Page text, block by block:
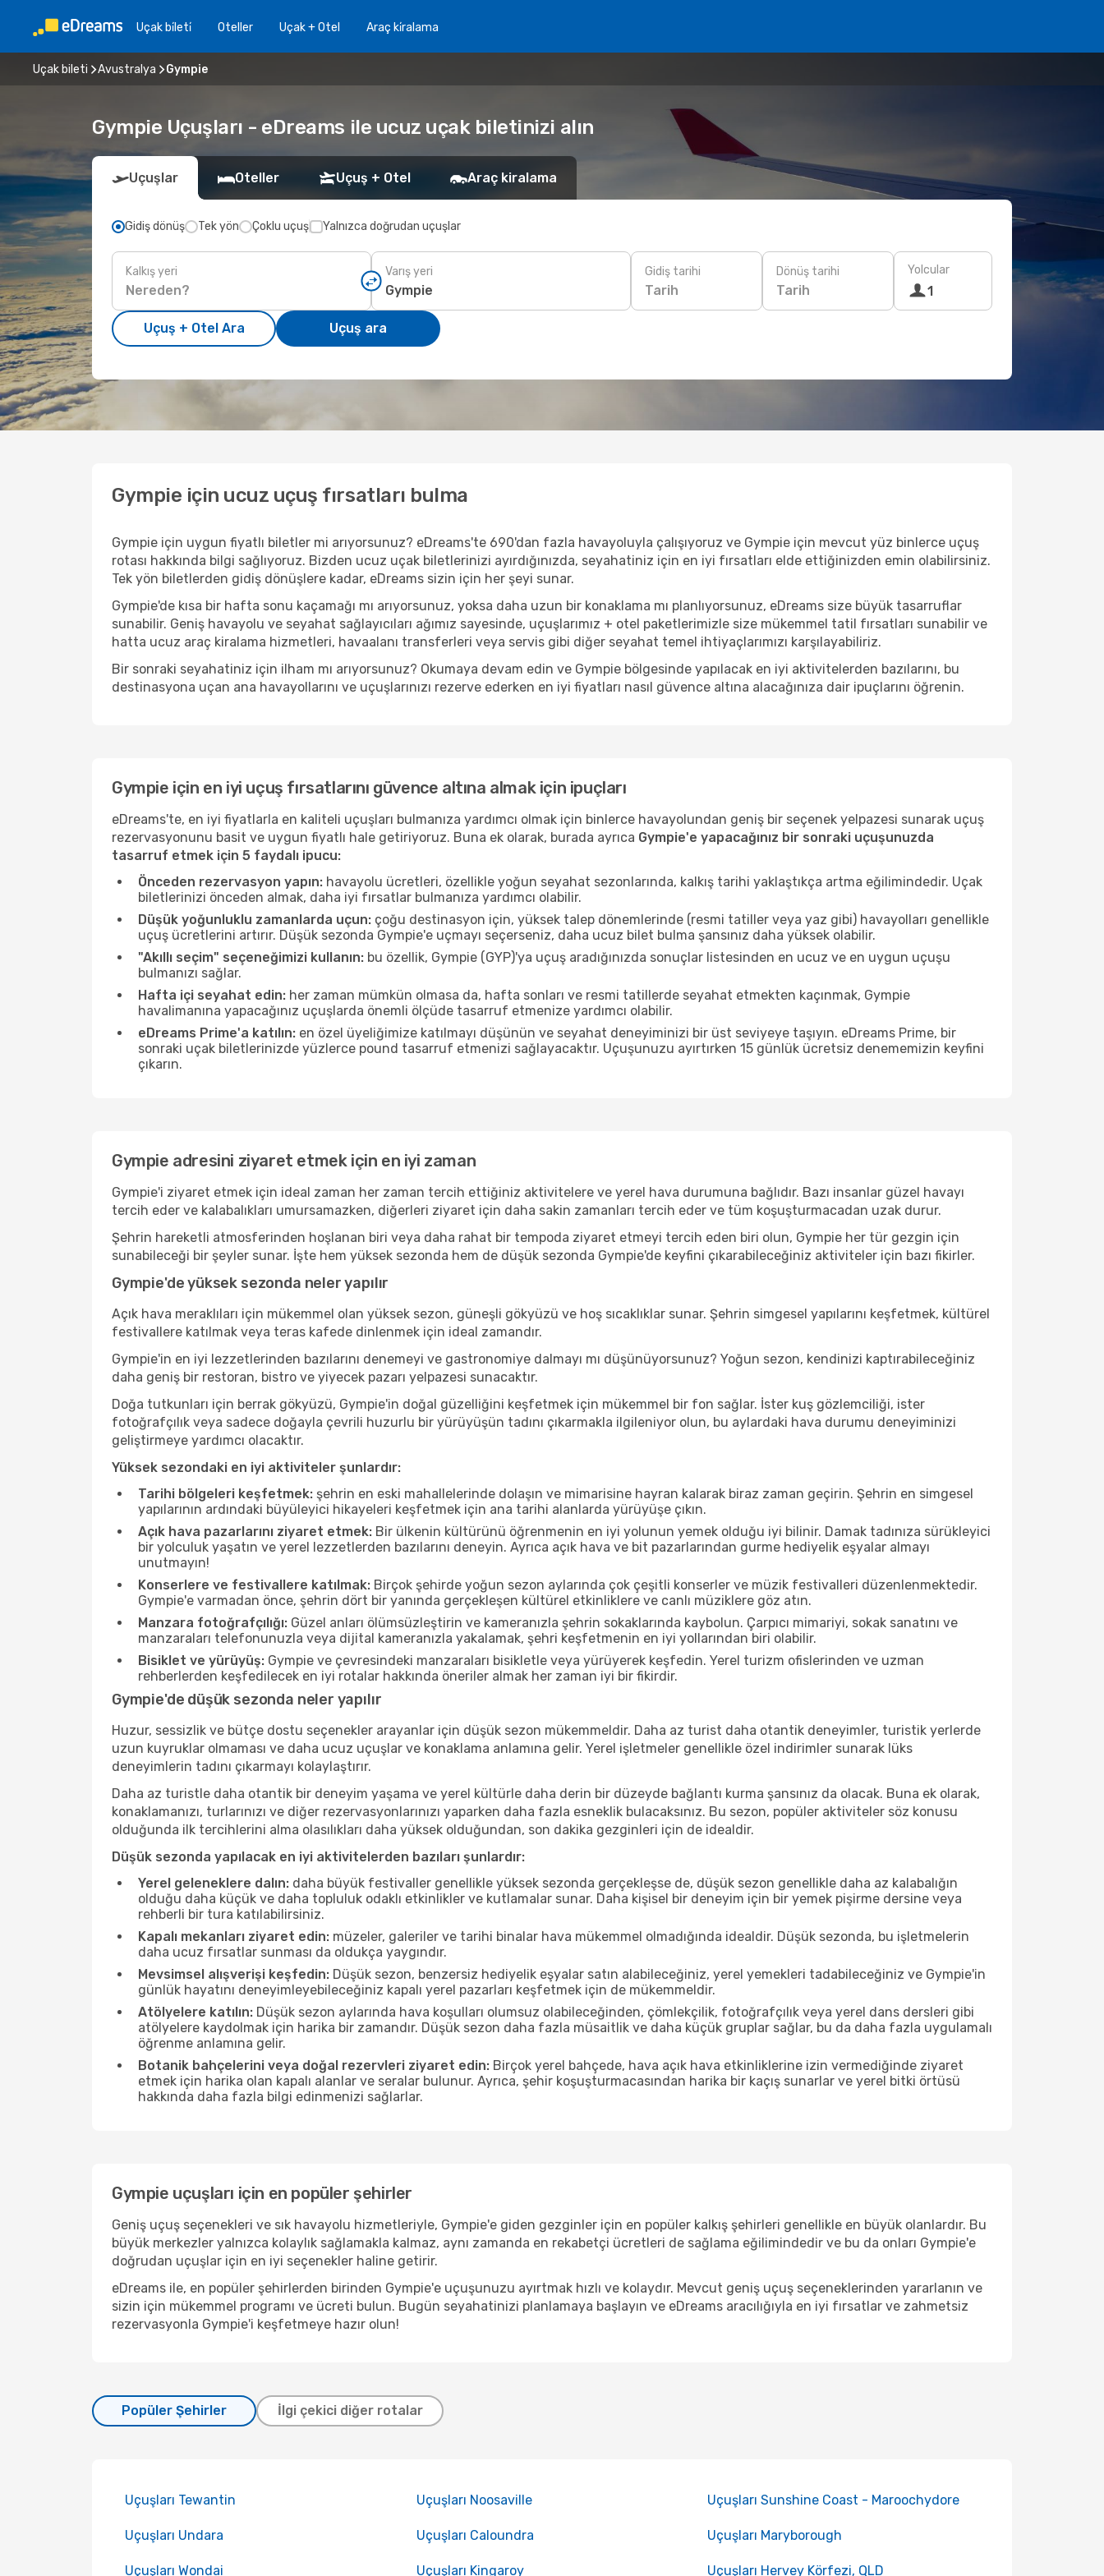
Uçak bi̇leti̇ Oteller Uçak + Otel Araç ki̇ralama
Uçak bileti Avustralya Gympie
Gympie Uçuşları - eDreams ile ucuz uçak biletinizi alın
Uçuşlar Oteller Uçuş + Otel Araç kiralama
Gidiş dönüş Tek yön Çoklu uçuş Yalnızca doğrudan uçuşlar
Kalkış yeri Varış yeri Gidiş tarihi
Tarih
Dönüş tarihi
Tarih
Yolcular
1
Uçuş + Otel Ara Uçuş ara
Gympie için ucuz uçuş fırsatları bulma
Gympie için uygun fiyatlı biletler mi arıyorsunuz? eDreams'te 690'dan fazla havayoluyla çalışıyoruz ve Gympie için mevcut yüz binlerce uçuş
rotası hakkında bilgi sağlıyoruz. Bizden ucuz uçak biletlerinizi ayırdığınızda, seyahatiniz için en iyi fırsatları elde ettiğinizden emin olabilirsiniz.
Tek yön biletlerden gidiş dönüşlere kadar, eDreams sizin için her şeyi sunar.
Gympie'de kısa bir hafta sonu kaçamağı mı arıyorsunuz, yoksa daha uzun bir konaklama mı planlıyorsunuz, eDreams size büyük tasarruflar
sunabilir. Geniş havayolu ve seyahat sağlayıcıları ağımız sayesinde, uçuşlarımız + otel paketlerimizle size mükemmel tatil fırsatları sunabilir ve
hatta ucuz araç kiralama hizmetleri, havaalanı transferleri veya servis gibi diğer seyahat temel ihtiyaçlarımızı karşılayabiliriz.
Bir sonraki seyahatiniz için ilham mı arıyorsunuz? Okumaya devam edin ve Gympie bölgesinde yapılacak en iyi aktivitelerden bazılarını, bu
destinasyona uçan ana havayollarını ve uçuşlarınızı rezerve ederken en iyi fiyatları nasıl güvence altına alacağınıza dair ipuçlarını öğrenin.
Gympie için en iyi uçuş fırsatlarını güvence altına almak için ipuçları
eDreams'te, en iyi fiyatlarla en kaliteli uçuşları bulmanıza yardımcı olmak için binlerce havayolundan geniş bir seçenek yelpazesi sunarak uçuş
rezervasyonunu basit ve uygun fiyatlı hale getiriyoruz. Buna ek olarak, burada ayrıca Gympie'e yapacağınız bir sonraki uçuşunuzda
tasarruf etmek için 5 faydalı ipucu:
Önceden rezervasyon yapın: havayolu ücretleri, özellikle yoğun seyahat sezonlarında, kalkış tarihi yaklaştıkça artma eğilimindedir. Uçak
biletlerinizi önceden almak, daha iyi fırsatlar bulmanıza yardımcı olabilir.
Düşük yoğunluklu zamanlarda uçun: çoğu destinasyon için, yüksek talep dönemlerinde (resmi tatiller veya yaz gibi) havayolları genellikle
uçuş ücretlerini artırır. Düşük sezonda Gympie'e uçmayı seçerseniz, daha ucuz bilet bulma şansınız daha yüksek olabilir.
"Akıllı seçim" seçeneğimizi kullanın: bu özellik, Gympie (GYP)'ya uçuş aradığınızda sonuçlar listesinden en ucuz ve en uygun uçuşu
bulmanızı sağlar.
Hafta içi seyahat edin: her zaman mümkün olmasa da, hafta sonları ve resmi tatillerde seyahat etmekten kaçınmak, Gympie
havalimanına yapacağınız uçuşlarda önemli ölçüde tasarruf etmenize yardımcı olabilir.
eDreams Prime'a katılın: en özel üyeliğimize katılmayı düşünün ve seyahat deneyiminizi bir üst seviyeye taşıyın. eDreams Prime, bir
sonraki uçak biletlerinizde yüzlerce pound tasarruf etmenizi sağlayacaktır. Uçuşunuzu ayırtırken 15 günlük ücretsiz denememizin keyfini
çıkarın.
Gympie adresini ziyaret etmek için en iyi zaman
Gympie'i ziyaret etmek için ideal zaman her zaman tercih ettiğiniz aktivitelere ve yerel hava durumuna bağlıdır. Bazı insanlar güzel havayı
tercih eder ve kalabalıkları umursamazken, diğerleri ziyaret için daha sakin zamanları tercih eder ve tüm koşuşturmacadan uzak durur.
Şehrin hareketli atmosferinden hoşlanan biri veya daha rahat bir tempoda ziyaret etmeyi tercih eden biri olun, Gympie her tür gezgin için
sunabileceği bir şeyler sunar. İşte hem yüksek sezonda hem de düşük sezonda Gympie'de keyfini çıkarabileceğiniz aktiviteler için bazı fikirler.
Gympie'de yüksek sezonda neler yapılır
Açık hava meraklıları için mükemmel olan yüksek sezon, güneşli gökyüzü ve hoş sıcaklıklar sunar. Şehrin simgesel yapılarını keşfetmek, kültürel
festivallere katılmak veya teras kafede dinlenmek için ideal zamandır.
Gympie'in en iyi lezzetlerinden bazılarını denemeyi ve gastronomiye dalmayı mı düşünüyorsunuz? Yoğun sezon, kendinizi kaptırabileceğiniz
daha geniş bir restoran, bistro ve yiyecek pazarı yelpazesi sunacaktır.
Doğa tutkunları için berrak gökyüzü, Gympie'in doğal güzelliğini keşfetmek için mükemmel bir fon sağlar. İster kuş gözlemciliği, ister
fotoğrafçılık veya sadece doğayla çevrili huzurlu bir yürüyüşün tadını çıkarmakla ilgileniyor olun, bu aylardaki hava durumu deneyiminizi
geliştirmeye yardımcı olacaktır.
Yüksek sezondaki en iyi aktiviteler şunlardır:
Tarihi bölgeleri keşfetmek: şehrin en eski mahallelerinde dolaşın ve mimarisine hayran kalarak biraz zaman geçirin. Şehrin en simgesel
yapılarının ardındaki büyüleyici hikayeleri keşfetmek için ana tarihi alanlarda yürüyüşe çıkın.
Açık hava pazarlarını ziyaret etmek: Bir ülkenin kültürünü öğrenmenin en iyi yolunun yemek olduğu iyi bilinir. Damak tadınıza sürükleyici
bir yolculuk yaşatın ve yerel lezzetlerden bazılarını deneyin. Ayrıca açık hava ve bit pazarlarından gurme hediyelik eşyalar almayı
unutmayın!
Konserlere ve festivallere katılmak: Birçok şehirde yoğun sezon aylarında çok çeşitli konserler ve müzik festivalleri düzenlenmektedir.
Gympie'e varmadan önce, şehrin dört bir yanında gerçekleşen kültürel etkinliklere ve canlı müziklere göz atın.
Manzara fotoğrafçılığı: Güzel anları ölümsüzleştirin ve kameranızla şehrin sokaklarında kaybolun. Çarpıcı mimariyi, sokak sanatını ve
manzaraları telefonunuzla veya dijital kameranızla yakalamak, şehri keşfetmenin en iyi yollarından biri olabilir.
Bisiklet ve yürüyüş: Gympie ve çevresindeki manzaraları bisikletle veya yürüyerek keşfedin. Yerel turizm ofislerinden ve uzman
rehberlerden keşfedilecek en iyi rotalar hakkında öneriler almak her zaman iyi bir fikirdir.
Gympie'de düşük sezonda neler yapılır
Huzur, sessizlik ve bütçe dostu seçenekler arayanlar için düşük sezon mükemmeldir. Daha az turist daha otantik deneyimler, turistik yerlerde
uzun kuyruklar olmaması ve daha ucuz uçuşlar ve konaklama anlamına gelir. Yerel işletmeler genellikle özel indirimler sunarak lüks
deneyimlerin tadını çıkarmayı kolaylaştırır.
Daha az turistle daha otantik bir deneyim yaşama ve yerel kültürle daha derin bir düzeyde bağlantı kurma şansınız da olacak. Buna ek olarak,
konaklamanızı, turlarınızı ve diğer rezervasyonlarınızı yaparken daha fazla esneklik bulacaksınız. Bu sezon, popüler aktiviteler söz konusu
olduğunda ilk tercihlerini alma olasılıkları daha yüksek olduğundan, son dakika gezginleri için de idealdir.
Düşük sezonda yapılacak en iyi aktivitelerden bazıları şunlardır:
Yerel geleneklere dalın: daha büyük festivaller genellikle yüksek sezonda gerçekleşse de, düşük sezon genellikle daha az kalabalığın
olduğu daha küçük ve daha topluluk odaklı etkinlikler ve kutlamalar sunar. Daha kişisel bir deneyim için bir yemek pişirme dersine veya
rehberli bir tura katılabilirsiniz.
Kapalı mekanları ziyaret edin: müzeler, galeriler ve tarihi binalar hava mükemmel olmadığında idealdir. Düşük sezonda, bu işletmelerin
daha ucuz fırsatlar sunması da oldukça yaygındır.
Mevsimsel alışverişi keşfedin: Düşük sezon, benzersiz hediyelik eşyalar satın alabileceğiniz, yerel yemekleri tadabileceğiniz ve Gympie'in
günlük hayatını deneyimleyebileceğiniz kapalı yerel pazarları keşfetmek için de mükemmeldir.
Atölyelere katılın: Düşük sezon aylarında hava koşulları olumsuz olabileceğinden, çömlekçilik, fotoğrafçılık veya yerel dans dersleri gibi
atölyelere kaydolmak için harika bir zamandır. Düşük sezon daha fazla müsaitlik ve daha küçük gruplar sağlar, bu da daha fazla uygulamalı
öğrenme anlamına gelir.
Botanik bahçelerini veya doğal rezervleri ziyaret edin: Birçok yerel bahçede, hava açık hava etkinliklerine izin vermediğinde ziyaret
etmek için harika olan kapalı alanlar ve seralar bulunur. Ayrıca, şehir koşuşturmacasından harika bir kaçış sunarlar ve yerel bitki örtüsü
hakkında daha fazla bilgi edinmenizi sağlarlar.
Gympie uçuşları için en popüler şehirler
Geniş uçuş seçenekleri ve sık havayolu hizmetleriyle, Gympie'e giden gezginler için en popüler kalkış şehirleri genellikle en büyük olanlardır. Bu
büyük merkezler yalnızca kolaylık sağlamakla kalmaz, aynı zamanda en rekabetçi ücretleri de sağlama eğilimindedir ve bu da onları Gympie'e
doğrudan uçuşlar için en iyi seçenekler haline getirir.
eDreams ile, en popüler şehirlerden birinden Gympie'e uçuşunuzu ayırtmak hızlı ve kolaydır. Mevcut geniş uçuş seçeneklerinden yararlanın ve
sizin için mükemmel programı ve ücreti bulun. Bugün seyahatinizi planlamaya başlayın ve eDreams aracılığıyla en iyi fırsatlar ve zahmetsiz
rezervasyonla Gympie'i keşfetmeye hazır olun!
Popüler Şehirler İlgi çekici diğer rotalar
Uçuşları Tewantin Uçuşları Noosaville Uçuşları Sunshine Coast - Maroochydore
Uçuşları Undara Uçuşları Caloundra Uçuşları Maryborough
Uçuşları Wondai Uçuşları Kingaroy Uçuşları Hervey Körfezi, QLD